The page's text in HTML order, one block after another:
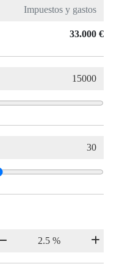
33.000 €